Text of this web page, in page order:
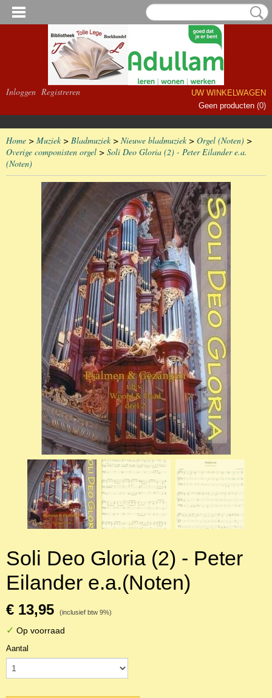
Inloggen Registreren
UW WINKELWAGEN
Geen producten (0)
Home > Muziek> Bladmuziek> Nieuwe bladmuziek> Orgel (Noten) >
Overige componisten orgel > Soli Deo Gloria (2) - Peter Eilander e.a.
(Noten)
Soli Deo Gloria (2) - Peter
Eilander e.a.(Noten)
€ 13,95 (inclusief btw 9%)
✓ Op voorraad
Aantal